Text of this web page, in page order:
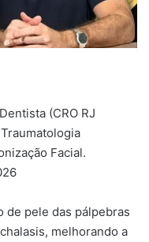
(CRO RJ
Facial.
de pele das pálpebras
melhorando a